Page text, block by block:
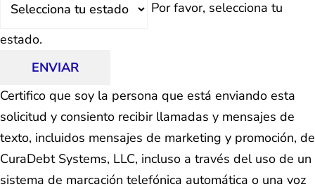
Por favor, selecciona tu
estado.
ENVIAR
Certifico que soy la persona que está enviando esta
solicitud y consiento recibir llamadas y mensajes de
texto, incluidos mensajes de marketing y promoción, de
CuraDebt Systems, LLC, incluso a través del uso de un
sistema de marcación telefónica automática o una voz